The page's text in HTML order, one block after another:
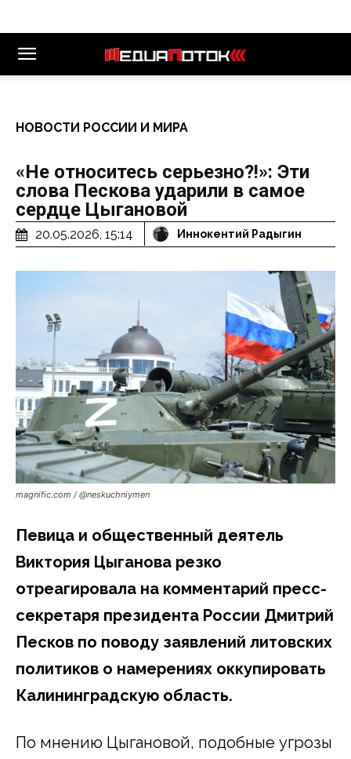
НОВОСТИ РОССИИ И МИРА
«Не относитесь серьезно?!»: Эти
слова Пескова ударили в самое
сердце Цыгановой
20.05.2026, 15:14 Иннокентий Радыгин
magnific.com / @neskuchniymen
Певица и общественный деятель
Виктория Цыганова резко
отреагировала на комментарий пресс-
секретаря президента России Дмитрий
Песков по поводу заявлений литовских
политиков о намерениях оккупировать
Калининградскую область.
По мнению Цыгановой, подобные угрозы